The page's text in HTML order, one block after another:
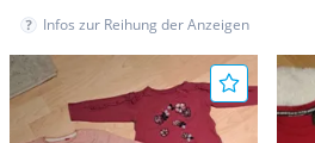
Infos zur Reihung der Anzeigen